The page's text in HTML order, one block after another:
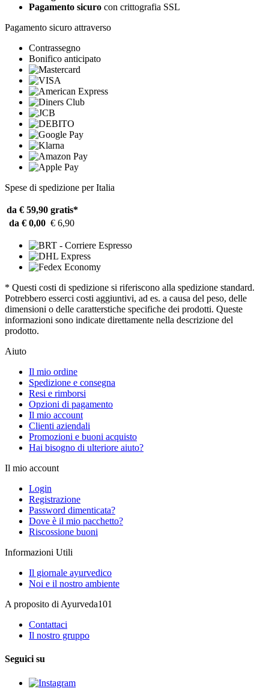
Pagamento sicuro con crittografia SSL
Pagamento sicuro attraverso
Contrassegno
Bonifico anticipato
Spese di spedizione per Italia
da € 59,90 gratis*
da € 0,00 € 6,90
* Questi costi di spedizione si riferiscono alla spedizione standard.
Potrebbero esserci costi aggiuntivi, ad es. a causa del peso, delle
dimensioni o delle caratterstiche specifiche dei prodotti. Queste
informazioni sono indicate direttamente nella descrizione del
prodotto.
Aiuto
Il mio ordine
Spedizione e consegna
Resi e rimborsi
Opzioni di pagamento
Il mio account
Clienti aziendali
Promozioni e buoni acquisto
Hai bisogno di ulteriore aiuto?
Il mio account
Login
Registrazione
Password dimenticata?
Dove è il mio pacchetto?
Riscossione buoni
Informazioni Utili
Il giornale ayurvedico
Noi e il nostro ambiente
A proposito di Ayurveda101
Contattaci
Il nostro gruppo
Seguici su